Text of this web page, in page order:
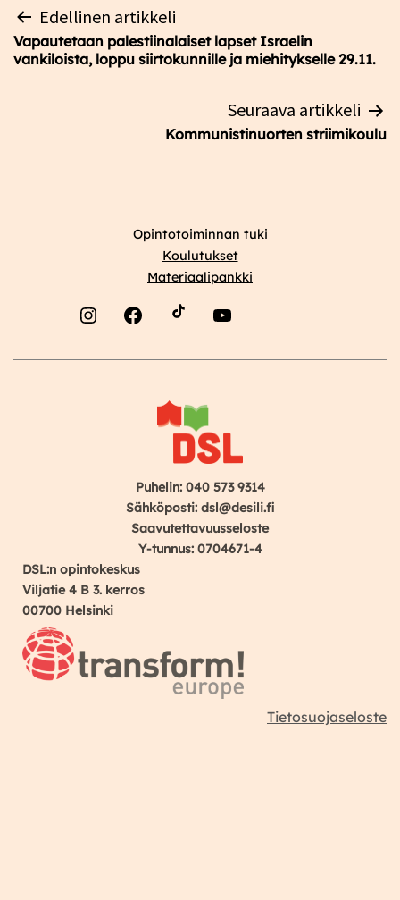
Artikkelien
selaus
Edellinen artikkeli
Vapautetaan palestiinalaiset lapset Israelin
vankiloista, loppu siirtokunnille ja miehitykselle 29.11.
Seuraava artikkeli
Kommunistinuorten striimikoulu
Opintotoiminnan tuki
Koulutukset
Materiaalipankki
Puhelin: 040 573 9314
Sähköposti: dsl@desili.fi
Saavutettavuusseloste
Y-tunnus: 0704671-4
DSL:n opintokeskus
Viljatie 4 B 3. kerros
00700 Helsinki
Tietosuojaseloste